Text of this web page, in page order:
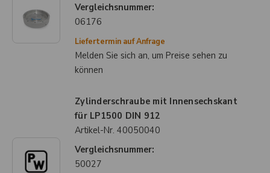
Vergleichsnummer:
06176
Liefertermin auf Anfrage
Melden Sie sich an, um Preise sehen zu
können
Zylinderschraube mit Innensechskant
für LP1500 DIN 912
Artikel-Nr. 40050040
Vergleichsnummer:
50027